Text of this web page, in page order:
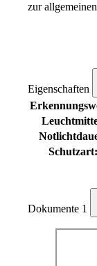
zur
Eigenschaften
Schutzart:
Dokumente 1